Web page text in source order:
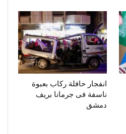
انفجار حافلة ركاب بعبوة
ناسفة فى جرمانا بريف
دمشق